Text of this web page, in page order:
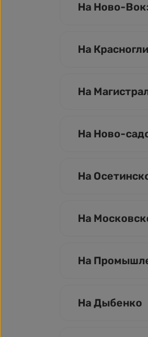
На Ново-
На
На
На Ново-
На
На
На
На Дыбенко